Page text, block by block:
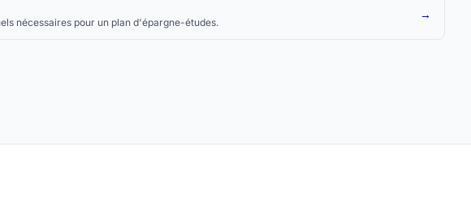
nécessaires pour un plan d'épargne-études.
→